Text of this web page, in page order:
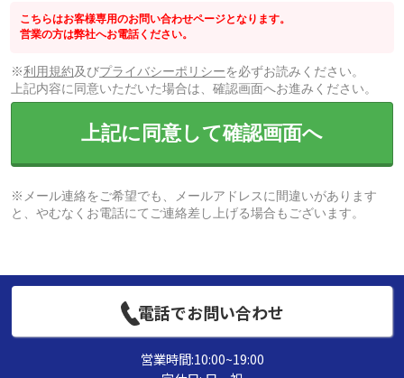
こちらはお客様専用のお問い合わせページとなります。
営業の方は弊社へお電話ください。
※利用規約及びプライバシーポリシーを必ずお読みください。
上記内容に同意いただいた場合は、確認画面へお進みください。
上記に同意して確認画面へ
※メール連絡をご希望でも、メールアドレスに間違いがあります
と、やむなくお電話にてご連絡差し上げる場合もございます。
電話でお問い合わせ
営業時間:10:00~19:00